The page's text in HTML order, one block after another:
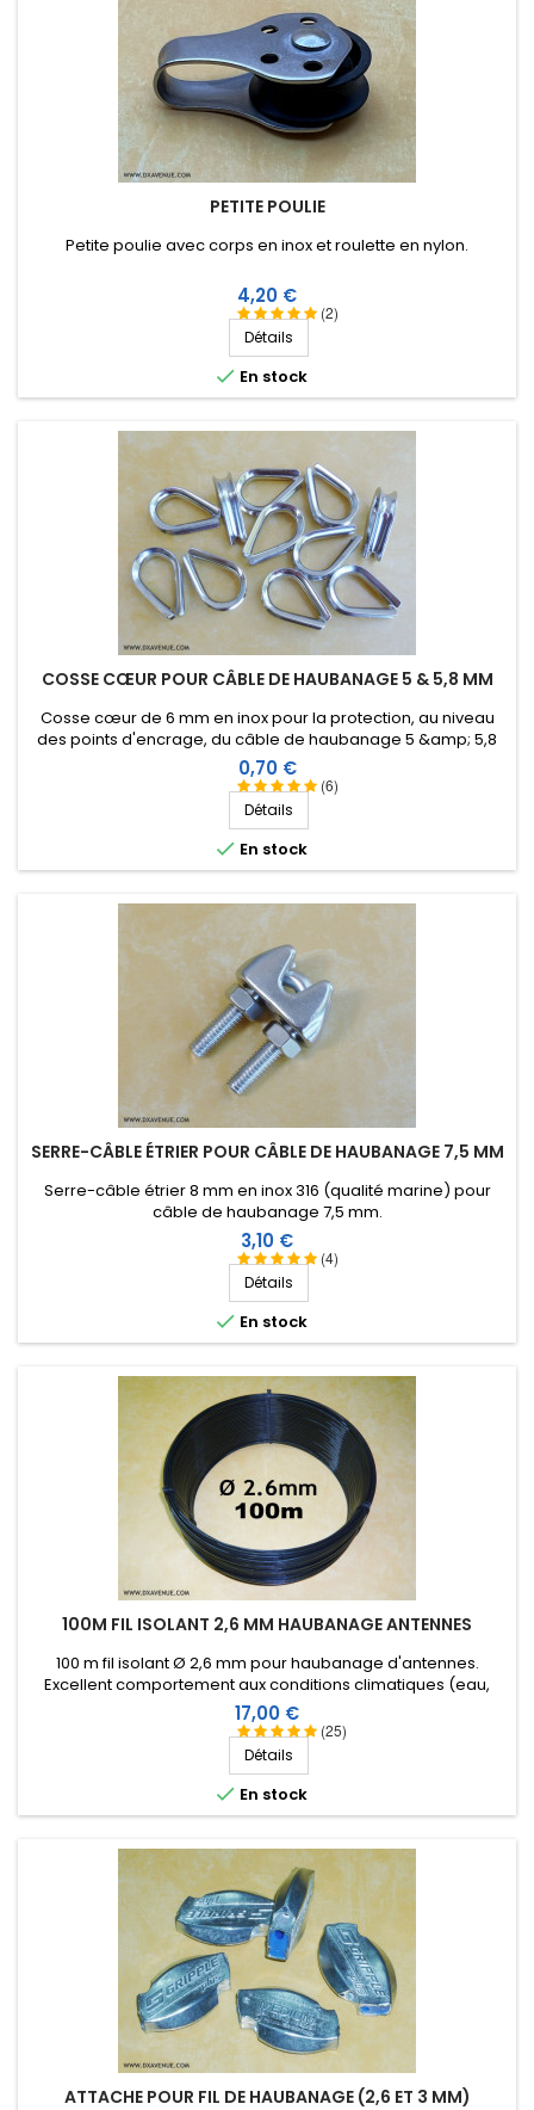
PETITE POULIE
(2)
Petite poulie avec corps en inox et roulette en nylon.
Prix
4,20 €
Détails
 En stock
COSSE CŒUR POUR CÂBLE DE HAUBANAGE 5 & 5,8 MM
(6)
Cosse cœur de 6 mm en inox pour la protection, au niveau
des points d'encrage, du câble de haubanage 5 &amp; 5,8
mm.
Prix
0,70 €
Détails
 En stock
SERRE-CÂBLE ÉTRIER POUR CÂBLE DE HAUBANAGE 7,5 MM
(4)
Serre-câble étrier 8 mm en inox 316 (qualité marine) pour
câble de haubanage 7,5 mm.
Prix
3,10 €
Détails
 En stock
100M FIL ISOLANT 2,6 MM HAUBANAGE ANTENNES
(25)
100 m fil isolant Ø 2,6 mm pour haubanage d'antennes.
Excellent comportement aux conditions climatiques (eau,
soleil, gel), résistance à la rupture élevée, très bonne
isolation HF, longévité de plus de 25 ans !
Prix
17,00 €
Détails
 En stock
ATTACHE POUR FIL DE HAUBANAGE (2,6 ET 3 MM)